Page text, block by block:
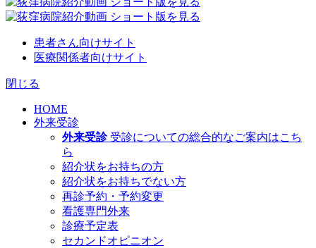
患者さん向けサイト
医療関係者向けサイト
閉じる
HOME
外来受診
外来受診 受診についての総合的なご案内はこち
ら
紹介状をお持ちの方
紹介状をお持ちでない方
再診予約・予約変更
看護専門外来
診療予定表
セカンドオピニオン